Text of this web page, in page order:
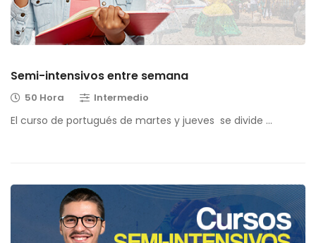
Semi-intensivos entre semana
50 Hora Intermedio
El curso de portugués de martes y jueves se divide …